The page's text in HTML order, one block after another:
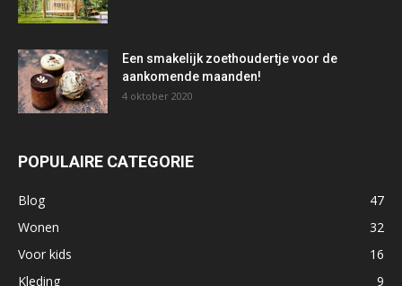
Een smakelijk zoethoudertje voor de
aankomende maanden!
4 oktober 2020
POPULAIRE CATEGORIE
Blog
47
Wonen
32
Voor kids
16
Kleding
9